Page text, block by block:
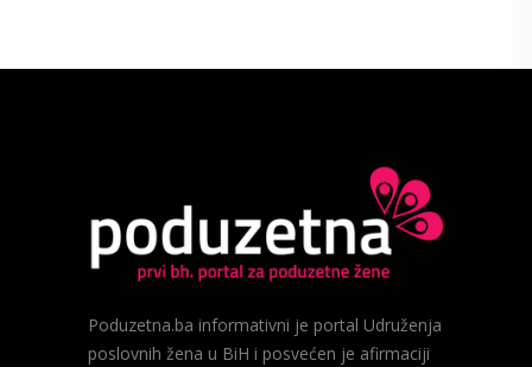
Poduzetna.ba informativni je portal Udruženja
poslovnih žena u BiH i posvećen je afirmaciji